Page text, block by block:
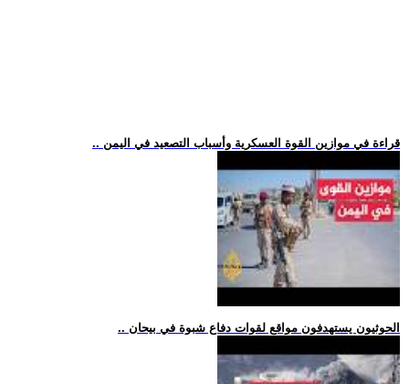
.. قراءة في موازين القوة العسكرية وأسباب التصعيد في اليمن
.. الحوثيون يستهدفون مواقع لقوات دفاع شبوة في بيحان